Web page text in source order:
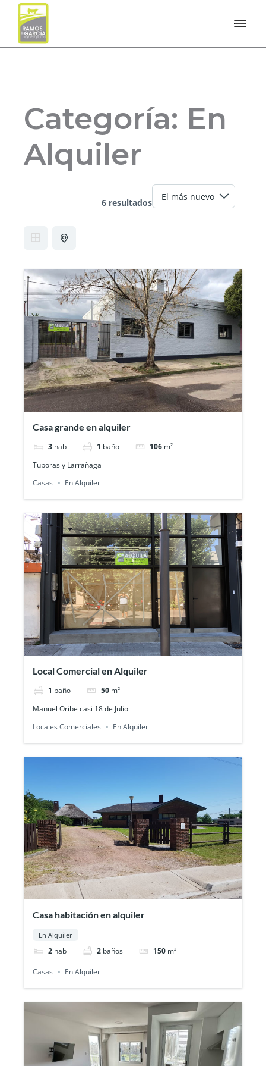
Categoría: En
Alquiler
6 resultados
Casa grande en alquiler
3 hab 1 baño 106 m²
Tuboras y Larrañaga
Casas
En Alquiler
Local Comercial en Alquiler
1 baño 50 m²
Manuel Oribe casi 18 de Julio
Locales Comerciales
En Alquiler
Casa habitación en alquiler
En Alquiler
2 hab 2 baños 150 m²
Casas En Alquiler